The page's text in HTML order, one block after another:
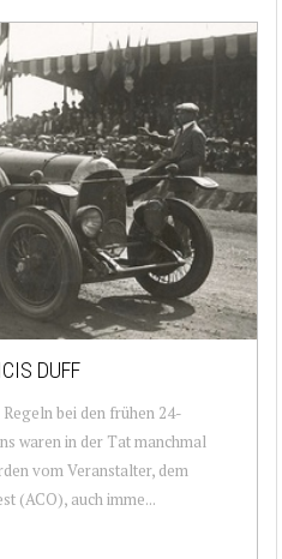
DUFF
Regeln bei den frühen 24-
waren in der Tat manchmal
vom Veranstalter, dem
(ACO), auch imme...